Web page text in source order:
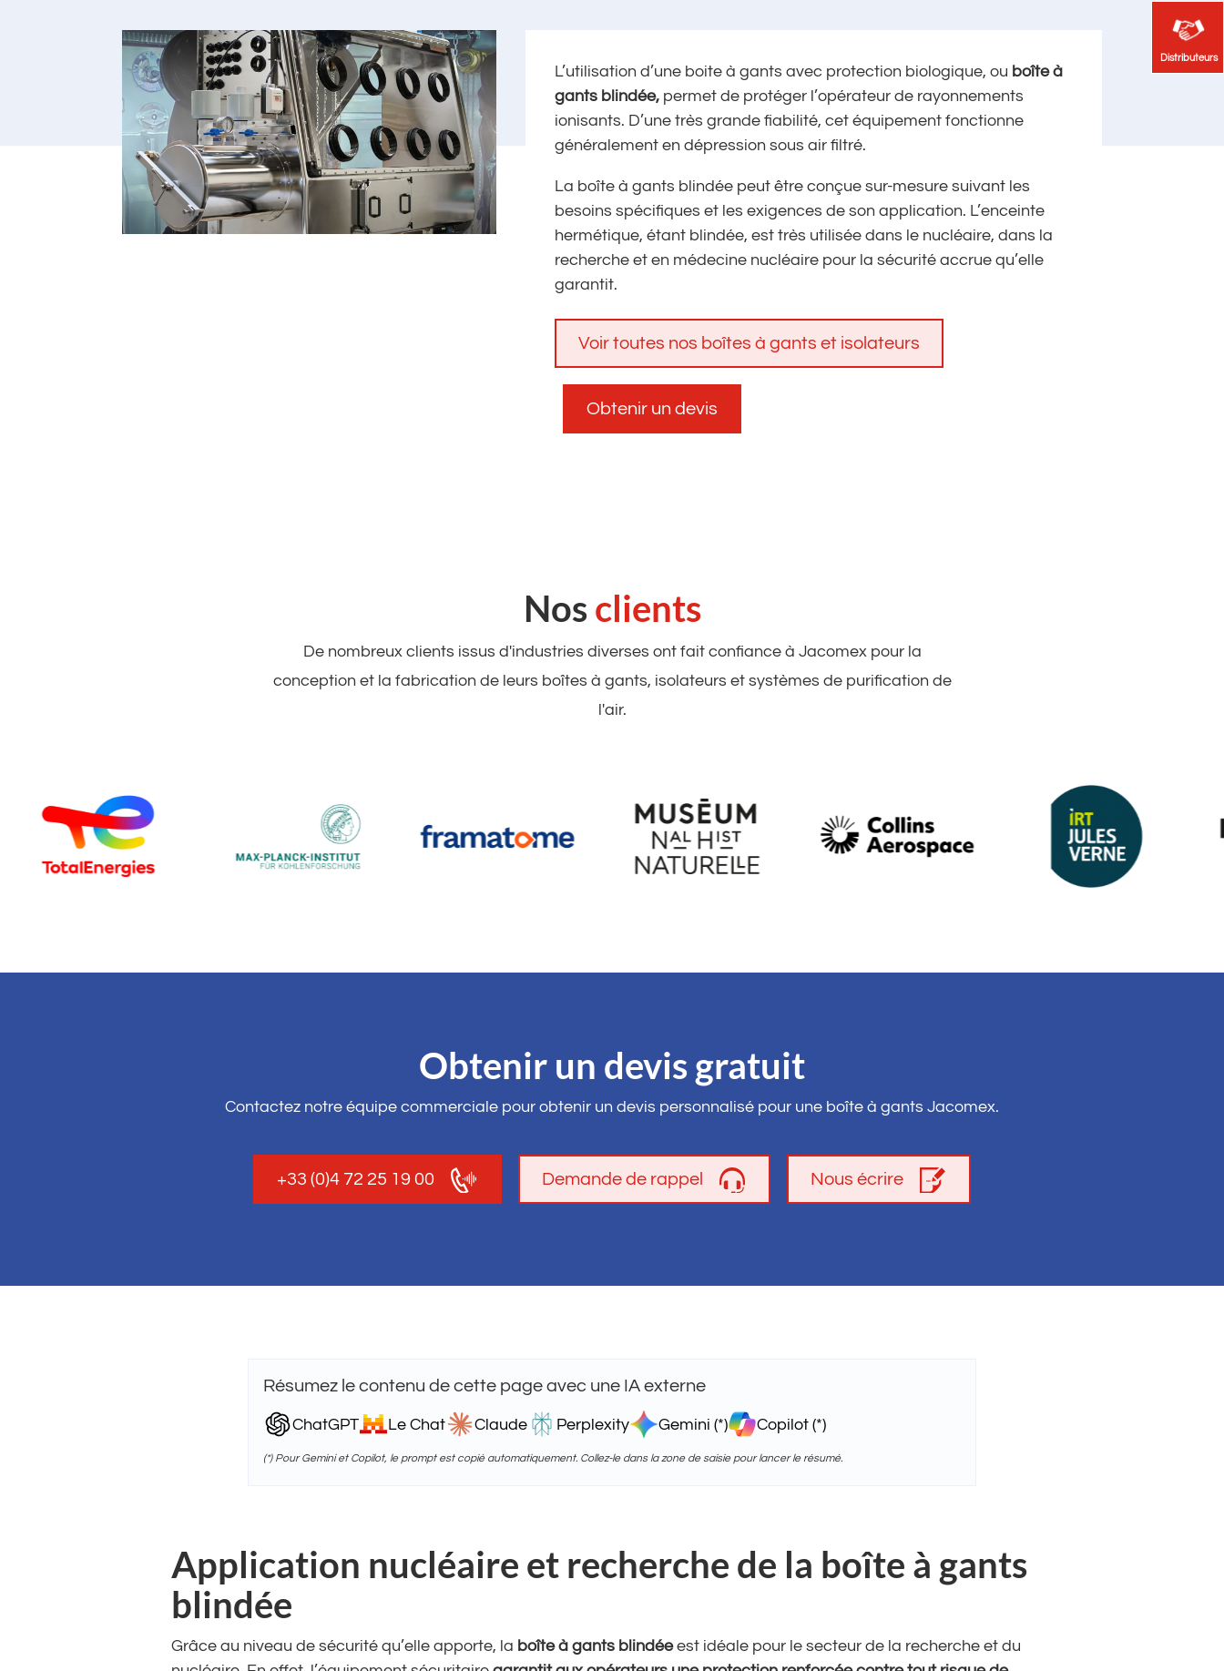
Distributeurs
Distributeurs
L’utilisation d’une boite à gants avec protection biologique, ou boîte à
gants blindée, permet de protéger l’opérateur de rayonnements
ionisants. D’une très grande fiabilité, cet équipement fonctionne
généralement en dépression sous air filtré.
La boîte à gants blindée peut être conçue sur-mesure suivant les
besoins spécifiques et les exigences de son application. L’enceinte
hermétique, étant blindée, est très utilisée dans le nucléaire, dans la
recherche et en médecine nucléaire pour la sécurité accrue qu’elle
garantit.
Voir toutes nos boîtes à gants et isolateurs
Obtenir un devis
Nosclients
De nombreux clients issus d'industries diverses ont fait confiance à Jacomex pour la
conception et la fabrication de leurs boîtes à gants, isolateurs et systèmes de purification de
l'air.
Obtenir un devis gratuit
Contactez notre équipe commerciale pour obtenir un devis personnalisé pour une boîte à gants Jacomex.
+33 (0)4 72 25 19 00 Demande de rappel Nous écrire
Résumez le contenu de cette page avec une IA externe
ChatGPT Le Chat Claude Perplexity Gemini (*) Copilot (*)
(*) Pour Gemini et Copilot, le prompt est copié automatiquement. Collez-le dans la zone de saisie pour lancer le résumé.
Application nucléaire et recherche de la boîte à gants
blindée
Grâce au niveau de sécurité qu’elle apporte, la boîte à gants blindéeest idéale pour le secteur de la recherche et du